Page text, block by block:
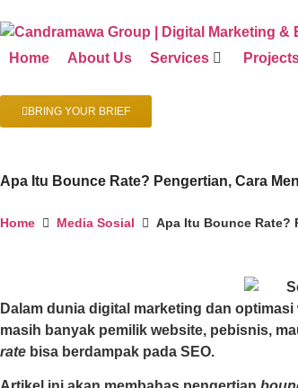
Home About Us Services
BRING YOUR BRIEF
Apa Itu Bounce Rate? Pengertian, Cara
Home Media Sosial Apa Itu Bounce Rate?
Dalam dunia digital marketing dan optimasi
masih banyak pemilik website, pebisnis,
rate bisa berdampak pada SEO.